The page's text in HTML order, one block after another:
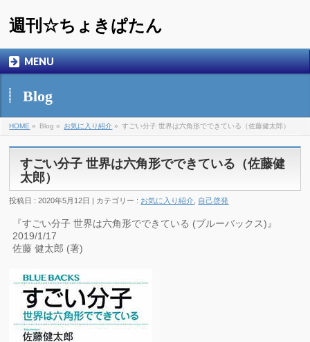
週刊☆ちょきぱたん
MENU
Blog
HOME » Blog » お気に入り紹介 » すごい分子 世界は六角形でできている（佐藤健太郎）
すごい分子 世界は六角形でできている（佐藤健
太郎）
投稿日 : 2020年5月12日 | カテゴリー : お気に入り紹介 自己啓発
『すごい分子 世界は六角形でできている (ブルーバックス)』
2019/1/17
佐藤 健太郎 (著)